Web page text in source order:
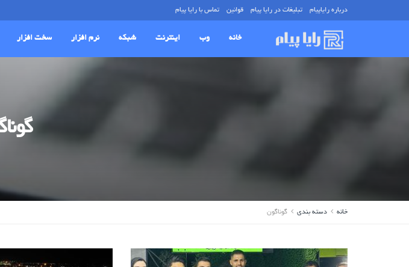
درباره رایاپیام تبلیغات در رایا پیام قوانین تماس با رایا پیام
خانه وب اینترنت شبکه نرم افزار سخت افزار
خانه دسته بندی گوناگون